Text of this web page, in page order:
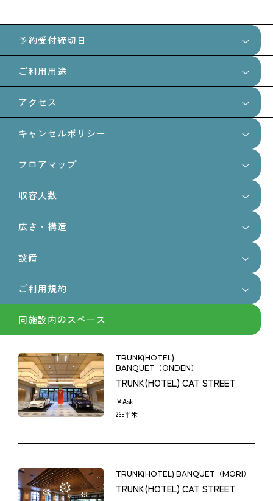
予約受付締切日
ご利用用途
スチール ムービー ロケ
イベント
展示会
商品販売
アクセス
東京メトロ千代田線『明治神宮前駅』7出口から徒歩6分
JR山手線『原宿駅』から徒歩6分
JR山手線『渋谷駅』から徒歩7分
東京メトロ銀座線『表参道駅』A1出口から徒歩10分
キャンセルポリシー
ンセルまたは日程を変更される場合、書面にて当サイトとト
ランクホテル担当スタッフにご連絡ください。この場合、そ
れまでに発生した実費と下記に定めるキャンセル料・日程変
更料を申し受けます。
・宴会等当日の89日前〜60日前まで
キャンセル料・日程変更料：最終お見積金額の30%
・宴会等当日の59日前〜30日前まで
キャンセル料・日程変更料：最終お見積金額の40%
キャンセル料・日程変更料：最終お見積金額の50%
・宴会等当日の10日前〜前日まで
キャンセル料・日程変更料：最終お見積金額の80%
・宴会等当日の取消料及び変更料
した一切の費用をいいます。
フロアマップ
収容人数
着席：80名
広さ・構造
構造： RC造
所在階： 3階/3階建
天井高：H3,700㎜
設備
※近隣の駐車場をご利用ください。
メイクルーム：あり
控室：あり
喫煙所：あり
ホワイエ（待合スペース）：あり
クローク：あり
テラス：あり
音響設備・スピーカー：あり
プロジェクター：あり
ご利用規約
当ホテルでは、宴会又は催事等（以下、宴会等といいます）
による当ホテルのご利用に関して、以下の通り規約を定めて
おりますので予めご了承のうえお申込みをお願いいたしま
す。
を行う際は、その取決めに従うことといたします。
１．ご契約の成立・お支払
お客様より、宴会等のお申込み及び申込フォームにて合意し
同施設内のスペース
TRUNK(HOTEL)
BANQUET（ONDEN）
TRUNK(HOTEL) CAT STREET
￥Ask
265平米
TRUNK(HOTEL) BANQUET（MORI）
TRUNK(HOTEL) CAT STREET